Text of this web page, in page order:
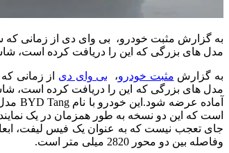
مدل های بزرگی که این را دریافت کرده است،
به گزارش مثبت خودرو، بی وای دی
آماده عرضه شود.
است که این دو نسخه به طور همزمان در یک
وفاصله بین دو محور 2820 میلی متر است.